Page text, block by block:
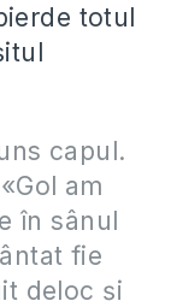
totul
capul.
am
în sânul
fie
deloc şi